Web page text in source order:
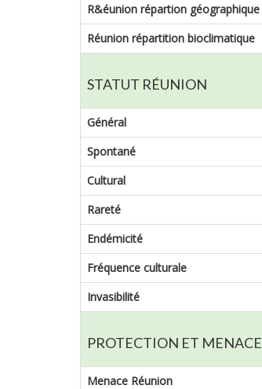
R&éunion répartion géographique
Réunion répartition bioclimatique
STATUT RÉUNION
Général
Spontané
Cultural
Rareté
Endémicité
Fréquence culturale
Invasibilité
PROTECTION ET MENACE
Menace Réunion